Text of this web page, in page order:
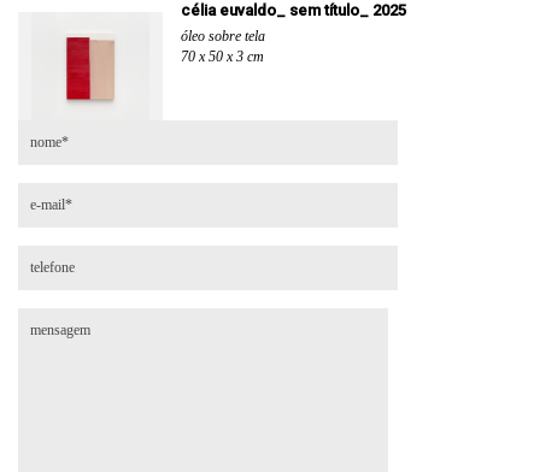
contato
célia euvaldo_ sem título_ 2025
óleo sobre tela
70 x 50 x 3 cm